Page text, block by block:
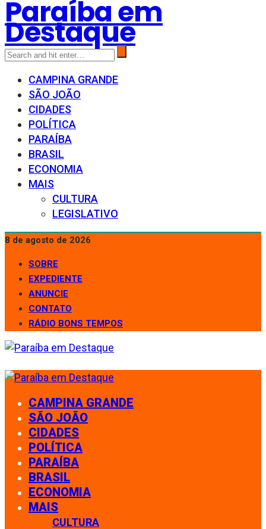
Paraíba em
Destaque
CAMPINA GRANDE
SÃO JOÃO
CIDADES
POLÍTICA
PARAÍBA
BRASIL
ECONOMIA
MAIS
CULTURA
LEGISLATIVO
8 de agosto de 2026
SOBRE
EXPEDIENTE
ANUNCIE
CONTATO
RÁDIO BONS TEMPOS
CAMPINA GRANDE
SÃO JOÃO
CIDADES
POLÍTICA
PARAÍBA
BRASIL
ECONOMIA
MAIS
CULTURA